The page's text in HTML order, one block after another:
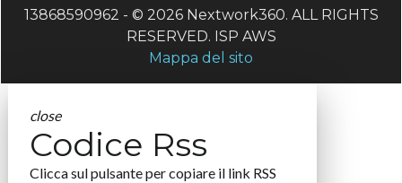
13868590962 - © 2026 Nextwork360. ALL RIGHTS
RESERVED. ISP AWS
Mappa del sito
close
Codice Rss
Clicca sul pulsante per copiare il link RSS